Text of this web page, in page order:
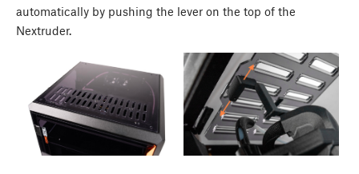
automatically by pushing the lever on the top of the
Nextruder.